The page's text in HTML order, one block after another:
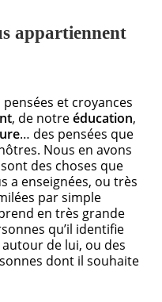
appartiennent
et croyances
, de notreéducation,
… des pensées que
Nous en avons
des choses que
a enseignées, ou très
par simple
en très grande
qu’il identifie
de lui, ou des
dont il souhaite